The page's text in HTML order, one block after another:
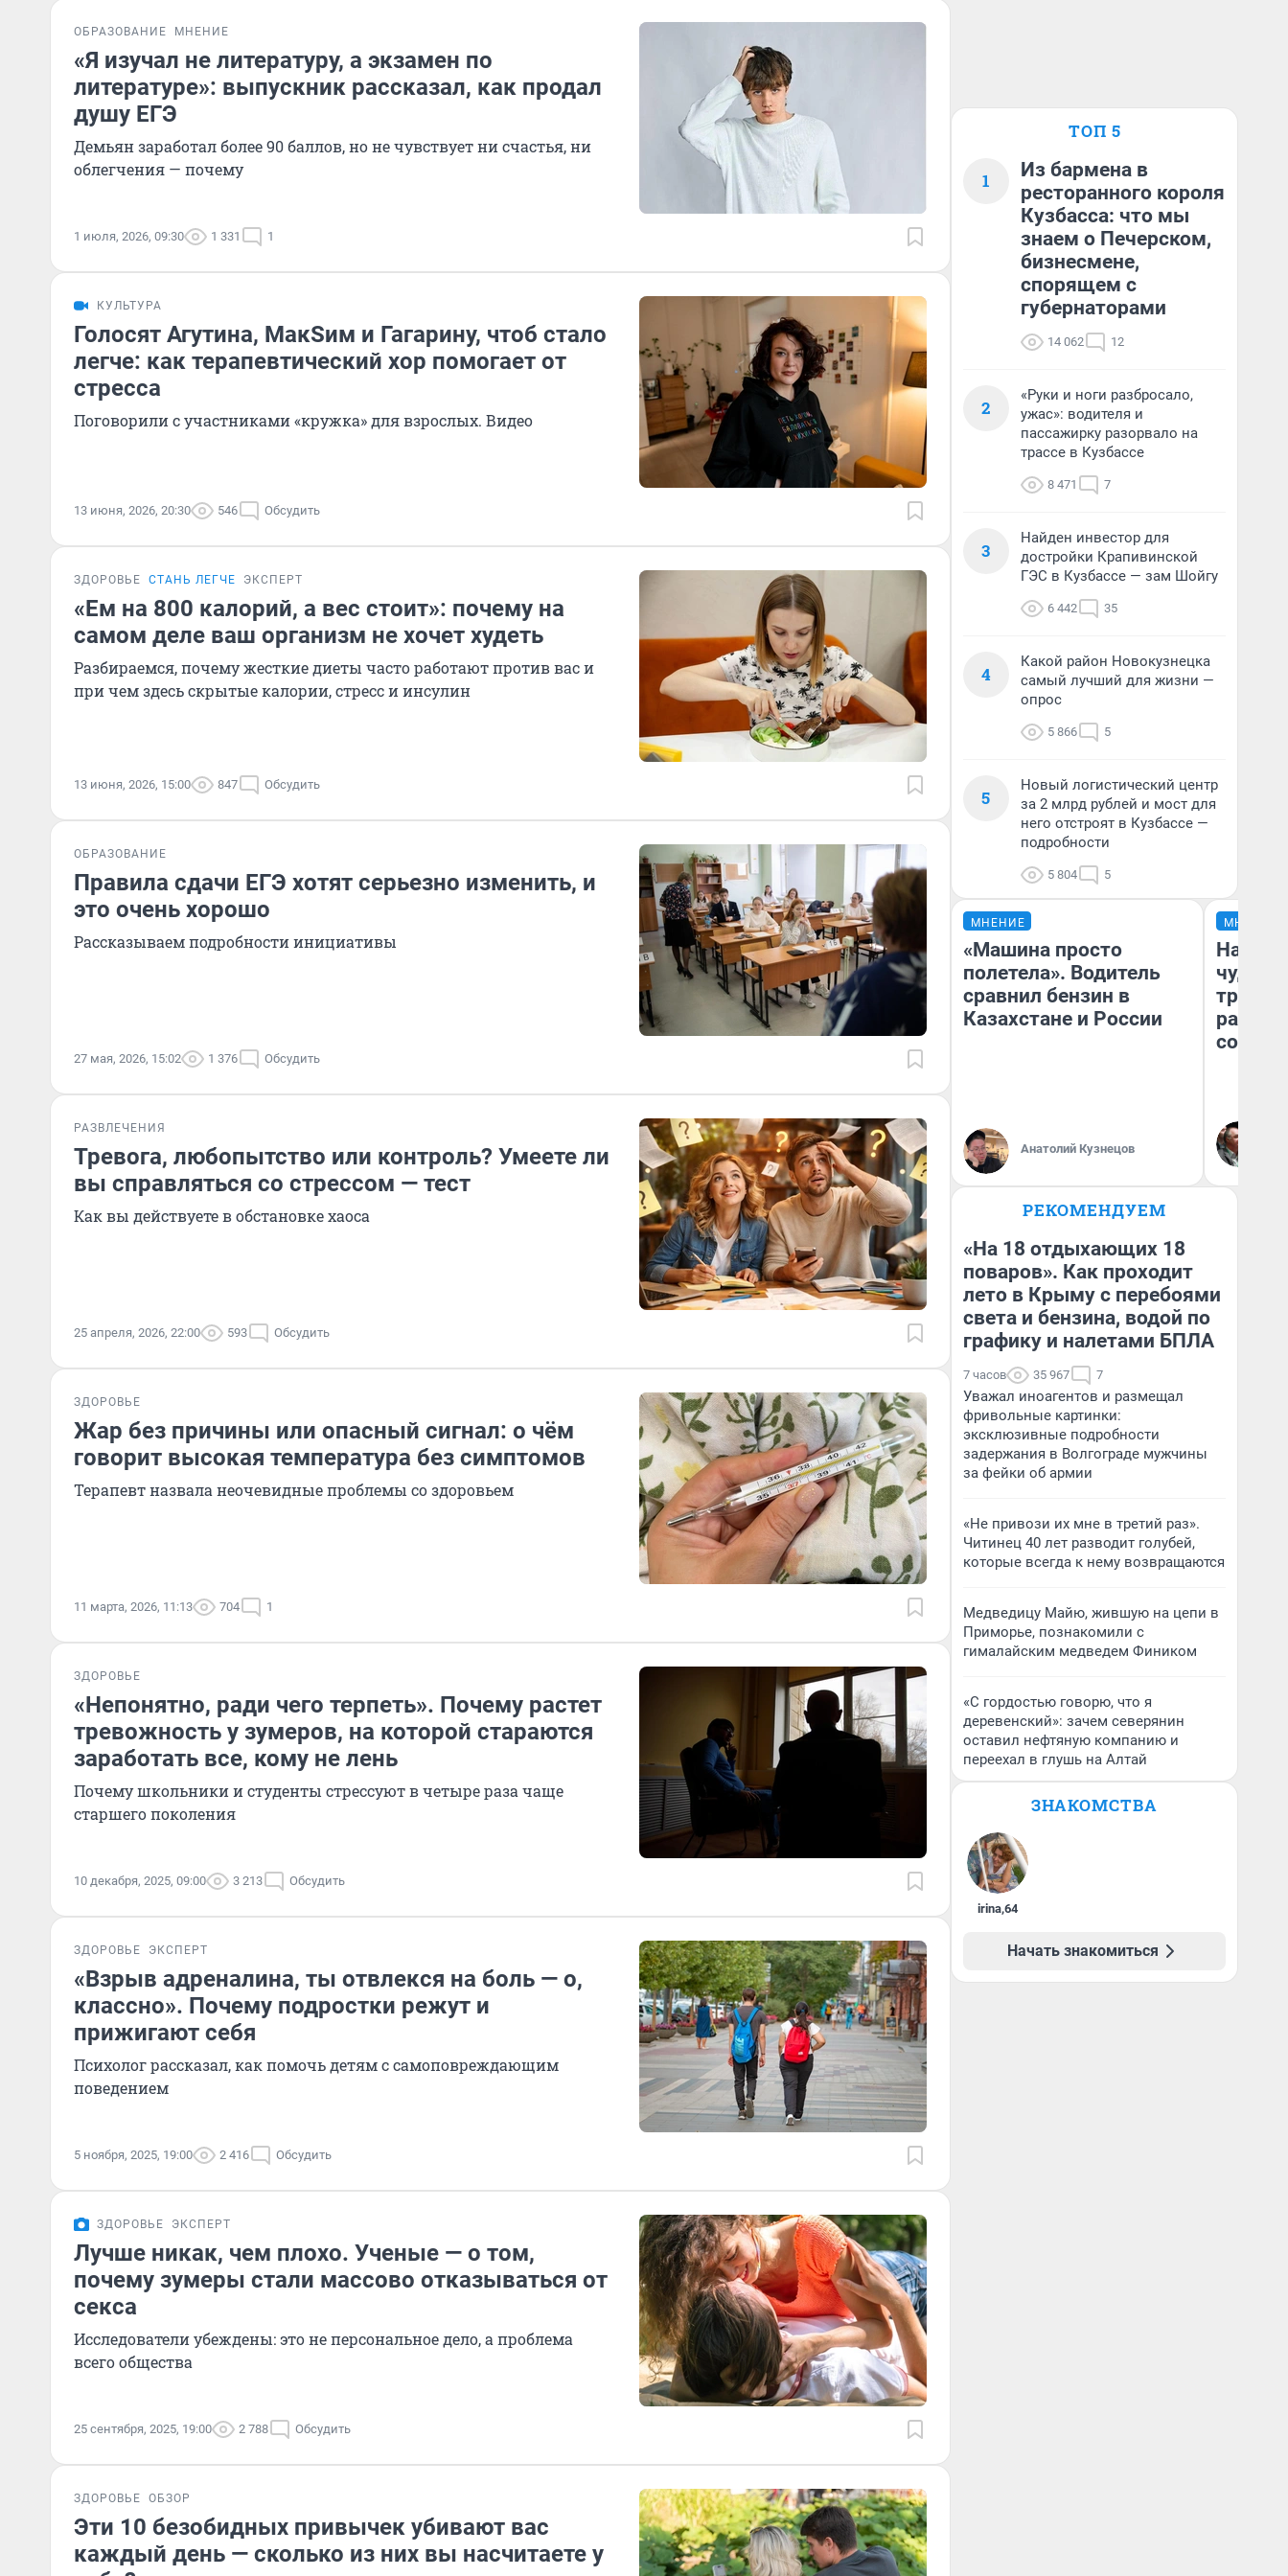
ОБРАЗОВАНИЕ МНЕНИЕ
«Я изучал не литературу, а экзамен по
литературе»: выпускник рассказал, как продал
душу ЕГЭ
Демьян заработал более 90 баллов, но не чувствует ни счастья, ни
облегчения — почему
1 июля, 2026, 09:30 1 331 1
КУЛЬТУРА
Голосят Агутина, МакSим и Гагарину, чтоб стало
легче: как терапевтический хор помогает от
стресса
Поговорили с участниками «кружка» для взрослых. Видео
13 июня, 2026, 20:30 546 Обсудить
ЗДОРОВЬЕ СТАНЬ ЛЕГЧЕ ЭКСПЕРТ
«Ем на 800 калорий, а вес стоит»: почему на
самом деле ваш организм не хочет худеть
Разбираемся, почему жесткие диеты часто работают против вас и
при чем здесь скрытые калории, стресс и инсулин
13 июня, 2026, 15:00 847 Обсудить
ОБРАЗОВАНИЕ
Правила сдачи ЕГЭ хотят серьезно изменить, и
это очень хорошо
Рассказываем подробности инициативы
27 мая, 2026, 15:02 1 376 Обсудить
РАЗВЛЕЧЕНИЯ
Тревога, любопытство или контроль? Умеете ли
вы справляться со стрессом — тест
Как вы действуете в обстановке хаоса
25 апреля, 2026, 22:00 593 Обсудить
ЗДОРОВЬЕ
Жар без причины или опасный сигнал: о чём
говорит высокая температура без симптомов
Терапевт назвала неочевидные проблемы со здоровьем
11 марта, 2026, 11:13 704 1
ЗДОРОВЬЕ
«Непонятно, ради чего терпеть». Почему растет
тревожность у зумеров, на которой стараются
заработать все, кому не лень
Почему школьники и студенты стрессуют в четыре раза чаще
старшего поколения
10 декабря, 2025, 09:00 3 213 Обсудить
ЗДОРОВЬЕ ЭКСПЕРТ
«Взрыв адреналина, ты отвлекся на боль — о,
классно». Почему подростки режут и
прижигают себя
Психолог рассказал, как помочь детям с самоповреждающим
поведением
5 ноября, 2025, 19:00 2 416 Обсудить
ЗДОРОВЬЕ ЭКСПЕРТ
Лучше никак, чем плохо. Ученые — о том,
почему зумеры стали массово отказываться от
секса
Исследователи убеждены: это не персональное дело, а проблема
всего общества
25 сентября, 2025, 19:00 2 788 Обсудить
ЗДОРОВЬЕ ОБЗОР
Эти 10 безобидных привычек убивают вас
каждый день — сколько из них вы насчитаете у
ТОП 5
1
Из бармена в
ресторанного короля
Кузбасса: что мы
знаем о Печерском,
бизнесмене,
спорящем с
губернаторами
14 062 12
2
«Руки и ноги разбросало,
ужас»: водителя и
пассажирку разорвало на
трассе в Кузбассе
8 471 7
3
Найден инвестор для
достройки Крапивинской
ГЭС в Кузбассе — зам Шойгу
6 442 35
4
Какой район Новокузнецка
самый лучший для жизни —
опрос
5 866 5
5
Новый логистический центр
за 2 млрд рублей и мост для
него отстроят в Кузбассе —
подробности
5 804 5
МНЕНИЕ
«Машина просто
полетела». Водитель
сравнил бензин в
Казахстане и России
Анатолий Кузнецов
МНЕНИЕ
чудом
РЕКОМЕНДУЕМ
«На 18 отдыхающих 18
поваров». Как проходит
лето в Крыму с перебоями
света и бензина, водой по
графику и налетами БПЛА
7 часов 35 967 7
Уважал иноагентов и размещал
фривольные картинки:
эксклюзивные подробности
задержания в Волгограде мужчины
за фейки об армии
«Не привози их мне в третий раз».
Читинец 40 лет разводит голубей,
которые всегда к нему возвращаются
Медведицу Майю, жившую на цепи в
Приморье, познакомили с
гималайским медведем Фиником
«С гордостью говорю, что я
деревенский»: зачем северянин
оставил нефтяную компанию и
переехал в глушь на Алтай
ЗНАКОМСТВА
irina,64
Начать знакомиться